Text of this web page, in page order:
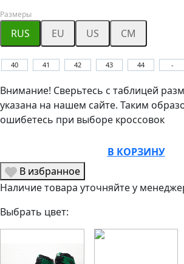
Размеры
RUS EU US CM
40 41 42 43 44 -
Внимание! Сверьтесь с таблицей
указана на нашем сайте. Таким
ошибетесь при выборе кроссовок
В КОРЗИНУ
В избранное
Наличие товара уточняйте у
Выбрать цвет: